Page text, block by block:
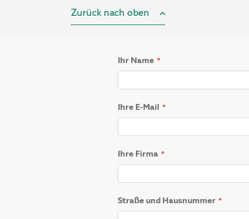
Zurück nach oben
Ihr Name
Ihre E-Mail
Ihre Firma
Straße und Hausnummer